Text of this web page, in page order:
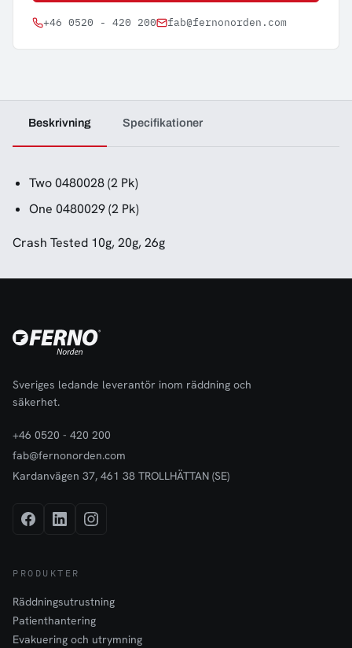
+46 0520 - 420 200 fab@fernonorden.com
Beskrivning Specifikationer
Two 0480028 (2 Pk)
One 0480029 (2 Pk)
Crash Tested 10g, 20g, 26g
Sveriges ledande leverantör inom räddning och
säkerhet.
+46 0520 - 420 200
fab@fernonorden.com
Kardanvägen 37, 461 38 TROLLHÄTTAN (SE)
PRODUKTER
Räddningsutrustning
Patienthantering
Evakuering och utrymning